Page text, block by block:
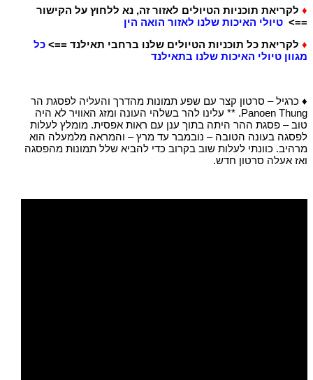
♦ לקריאת תוכניות הטיולים לאזור זה, נא ללחוץ על הקישור
==> טיולי האיכות שלנו לאזור הואה הין
♦ לקריאת כל תוכניות הטיולים שלנו ברחבי תאילנד ==> כל
מגוון טיולי האיכות שלנו בתאילנד
♦ כרגיל – סרטון קצר עם שפע תמונות מהדרך והעליה לפסגת הר
Panoen Thung. ** עלינו להר בשלהי העונה ומזג האוויר לא היה
טוב – פסגת ההר היתה בתוך ענן עם ראות אפסית. מומלץ לעלות
לפסגה בעונה הטובה – נובמבר עד מרץ – והמראה מלמעלה הוא
מרהיב. כוונתי לעלות שוב בקרוב כדי להביא שלל תמונות מהפסגה
ואז אעלה סרטון חדש.